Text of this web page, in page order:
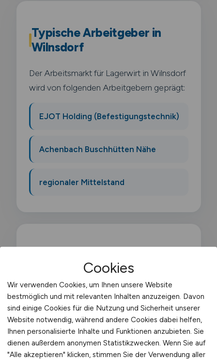
Typische Arbeitgeber in
Wilnsdorf
Der Arbeitsmarkt für Lagerwirt in Wilnsdorf
wird von folgenden Arbeitgebern geprägt:
EJOT Holding (Befestigungstechnik)
Achenbach Buschhütten Nähe
regionaler Mittelstand
Als Lagerwirt organisierst du kleinere Läger
in Handwerksbetrieben. Handel oder
Industrie. Du nimmst Waren an. buchst
Bestände und stellst Material für die
Produktion bereit. Oft bist du erste
Anlaufstelle für Lieferanten und Kollegen.
Cookies
Wir verwenden Cookies, um Ihnen unsere Website
bestmöglich und mit relevanten Inhalten anzuzeigen. Davon
sind einige Cookies für die Nutzung und Sicherheit unserer
Website notwendig, während andere Cookies dabei helfen,
Ihnen personalisierte Inhalte und Funktionen anzubieten. Sie
dienen außerdem anonymen Statistikzwecken. Wenn Sie auf
"Alle akzeptieren" klicken, stimmen Sie der Verwendung aller